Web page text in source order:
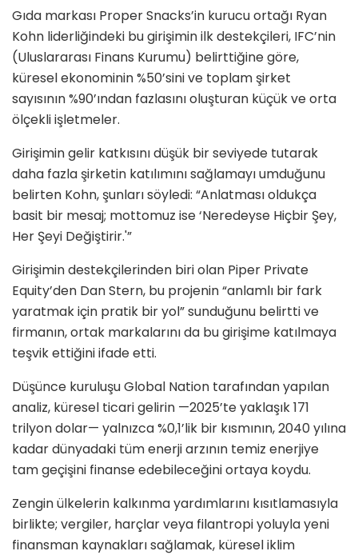
Gıda markası Proper Snacks’in kurucu ortağı Ryan
Kohn liderliğindeki bu girişimin ilk destekçileri, IFC’nin
(Uluslararası Finans Kurumu) belirttiğine göre,
küresel ekonominin %50’sini ve toplam şirket
sayısının %90’ından fazlasını oluşturan küçük ve orta
ölçekli işletmeler.
Girişimin gelir katkısını düşük bir seviyede tutarak
daha fazla şirketin katılımını sağlamayı umduğunu
belirten Kohn, şunları söyledi: “Anlatması oldukça
basit bir mesaj; mottomuz ise ‘Neredeyse Hiçbir Şey,
Her Şeyi Değiştirir.'”
Girişimin destekçilerinden biri olan Piper Private
Equity’den Dan Stern, bu projenin “anlamlı bir fark
yaratmak için pratik bir yol” sunduğunu belirtti ve
firmanın, ortak markalarını da bu girişime katılmaya
teşvik ettiğini ifade etti.
Düşünce kuruluşu Global Nation tarafından yapılan
analiz, küresel ticari gelirin —2025’te yaklaşık 171
trilyon dolar— yalnızca %0,1’lik bir kısmının, 2040 yılına
kadar dünyadaki tüm enerji arzının temiz enerjiye
tam geçişini finanse edebileceğini ortaya koydu.
Zengin ülkelerin kalkınma yardımlarını kısıtlamasıyla
birlikte; vergiler, harçlar veya filantropi yoluyla yeni
finansman kaynakları sağlamak, küresel iklim